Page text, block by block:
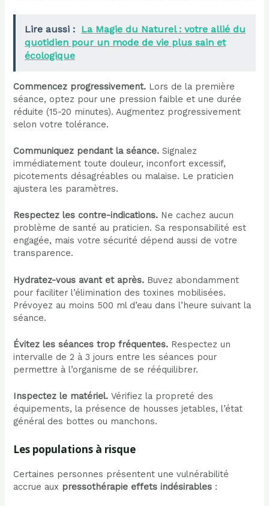
Lire aussi : La Magie du Naturel : votre allié du
quotidien pour un mode de vie plus sain et
écologique
Commencez progressivement. Lors de la première
séance, optez pour une pression faible et une durée
réduite (15-20 minutes). Augmentez progressivement
selon votre tolérance.
Communiquez pendant la séance. Signalez
immédiatement toute douleur, inconfort excessif,
picotements désagréables ou malaise. Le praticien
ajustera les paramètres.
Respectez les contre-indications. Ne cachez aucun
problème de santé au praticien. Sa responsabilité est
engagée, mais votre sécurité dépend aussi de votre
transparence.
Hydratez-vous avant et après. Buvez abondamment
pour faciliter l’élimination des toxines mobilisées.
Prévoyez au moins 500 ml d’eau dans l’heure suivant la
séance.
Évitez les séances trop fréquentes. Respectez un
intervalle de 2 à 3 jours entre les séances pour
permettre à l’organisme de se rééquilibrer.
Inspectez le matériel. Vérifiez la propreté des
équipements, la présence de housses jetables, l’état
général des bottes ou manchons.
Les populations à risque
Certaines personnes présentent une vulnérabilité
accrue aux pressothérapie effets indésirables :